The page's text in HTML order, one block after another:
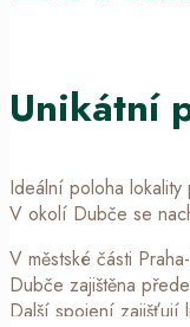
Unikátní
Ideální poloha
V okolí Dubče se
V městské části
Dubče zajištěna
Další spojení zajišťují